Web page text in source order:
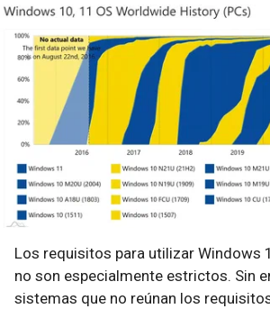
Los requisitos para utilizar Windows
no son especialmente estrictos. Sin
sistemas que no reúnan los